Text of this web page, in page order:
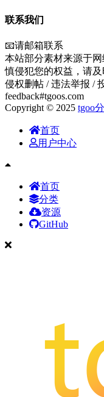
联系我们
📧请邮箱联系
本站部分素材来源于
慎侵犯您的权益，请及
侵权删帖 / 违法举报 /
feedback#tgoos.com
Copyright © 2025 tgoo
首页
用户中心
首页
分类
资源
GitHub